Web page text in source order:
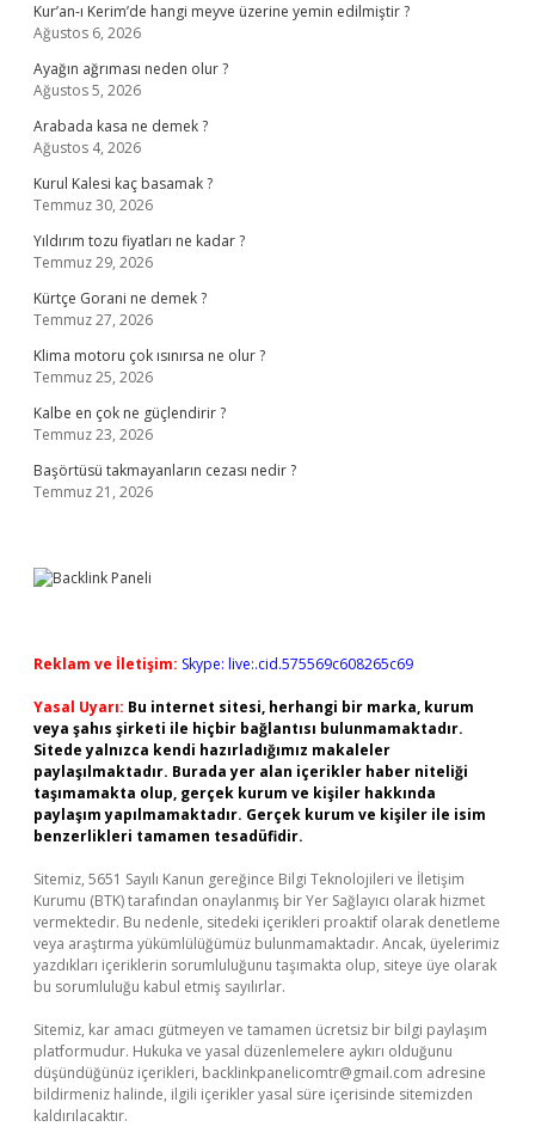
Kur’an-ı Kerim’de hangi meyve üzerine yemin edilmiştir ?
Ağustos 6, 2026
Ayağın ağrıması neden olur ?
Ağustos 5, 2026
Arabada kasa ne demek ?
Ağustos 4, 2026
Kurul Kalesi kaç basamak ?
Temmuz 30, 2026
Yıldırım tozu fiyatları ne kadar ?
Temmuz 29, 2026
Kürtçe Gorani ne demek ?
Temmuz 27, 2026
Klima motoru çok ısınırsa ne olur ?
Temmuz 25, 2026
Kalbe en çok ne güçlendirir ?
Temmuz 23, 2026
Başörtüsü takmayanların cezası nedir ?
Temmuz 21, 2026
Reklam ve İletişim: Skype: live:.cid.575569c608265c69
Yasal Uyarı: Bu internet sitesi, herhangi bir marka, kurum
veya şahıs şirketi ile hiçbir bağlantısı bulunmamaktadır.
Sitede yalnızca kendi hazırladığımız makaleler
paylaşılmaktadır. Burada yer alan içerikler haber niteliği
taşımamakta olup, gerçek kurum ve kişiler hakkında
paylaşım yapılmamaktadır. Gerçek kurum ve kişiler ile isim
benzerlikleri tamamen tesadüfidir.
Sitemiz, 5651 Sayılı Kanun gereğince Bilgi Teknolojileri ve İletişim
Kurumu (BTK) tarafından onaylanmış bir Yer Sağlayıcı olarak hizmet
vermektedir. Bu nedenle, sitedeki içerikleri proaktif olarak denetleme
veya araştırma yükümlülüğümüz bulunmamaktadır. Ancak, üyelerimiz
yazdıkları içeriklerin sorumluluğunu taşımakta olup, siteye üye olarak
bu sorumluluğu kabul etmiş sayılırlar.
Sitemiz, kar amacı gütmeyen ve tamamen ücretsiz bir bilgi paylaşım
platformudur. Hukuka ve yasal düzenlemelere aykırı olduğunu
düşündüğünüz içerikleri, backlinkpanelicomtr@gmail.com adresine
bildirmeniz halinde, ilgili içerikler yasal süre içerisinde sitemizden
kaldırılacaktır.